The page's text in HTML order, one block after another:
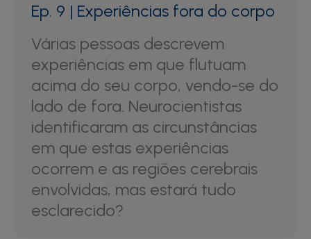
Ep. 9 | Experiências fora do corpo
Várias pessoas descrevem
experiências em que flutuam
acima do seu corpo, vendo-se do
lado de fora. Neurocientistas
identificaram as circunstâncias
em que estas experiências
ocorrem e as regiões cerebrais
envolvidas, mas estará tudo
esclarecido?